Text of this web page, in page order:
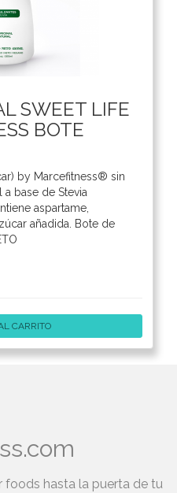
SWEET LIFE
BOTE
by Marcefitness® sin
a base de Stevia
aspartame,
añadida. Bote de
CARRITO
foods hasta la puerta de tu